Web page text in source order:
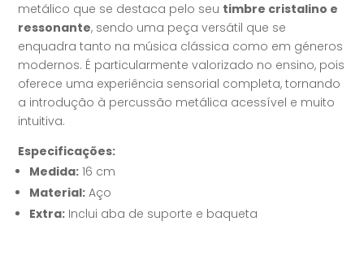
metálico que se destaca pelo seu timbre cristalino e
ressonante, sendo uma peça versátil que se
enquadra tanto na música clássica como em géneros
modernos. É particularmente valorizado no ensino, pois
oferece uma experiência sensorial completa, tornando
a introdução à percussão metálica acessível e muito
intuitiva.
Especificações:
Medida: 16 cm
Material: Aço
Extra: Inclui aba de suporte e baqueta